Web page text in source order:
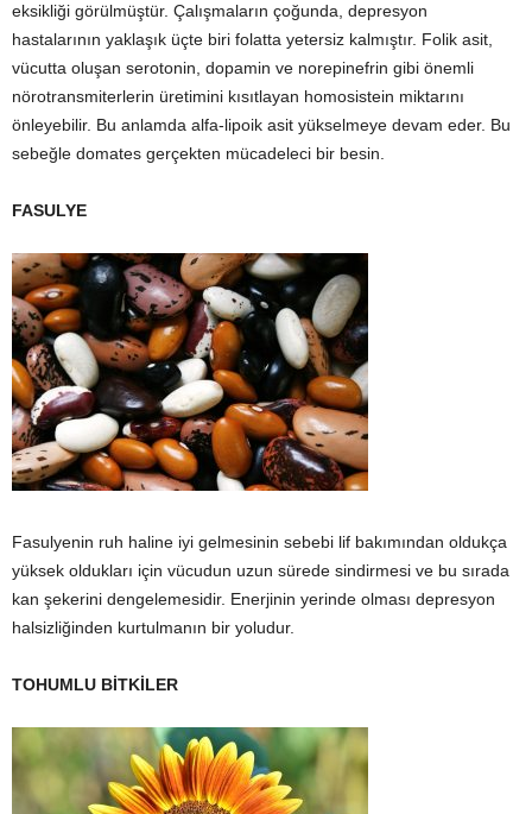
eksikliği görülmüştür. Çalışmaların çoğunda, depresyon
hastalarının yaklaşık üçte biri folatta yetersiz kalmıştır. Folik asit,
vücutta oluşan serotonin, dopamin ve norepinefrin gibi önemli
nörotransmiterlerin üretimini kısıtlayan homosistein miktarını
önleyebilir. Bu anlamda alfa-lipoik asit yükselmeye devam eder. Bu
sebeğle domates gerçekten mücadeleci bir besin.
FASULYE
Fasulyenin ruh haline iyi gelmesinin sebebi lif bakımından oldukça
yüksek oldukları için vücudun uzun sürede sindirmesi ve bu sırada
kan şekerini dengelemesidir. Enerjinin yerinde olması depresyon
halsizliğinden kurtulmanın bir yoludur.
TOHUMLU BİTKİLER